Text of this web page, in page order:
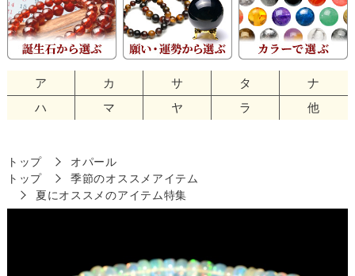
ア カ サ タ
ナ
ハ
マ ヤ ラ 他
トップ
オパール
トップ
季節のオススメアイテム
夏にオススメのアイテム特集